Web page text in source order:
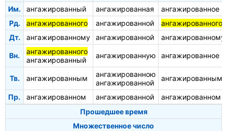
Им.
ангажированный ангажированная
ангажированное
Рд.
ангажированного ангажированной
ангажированного
Дт.
ангажированному ангажированной ангажированному
Вн.
ангажированного
ангажированный
ангажированную ангажированное
Тв. ангажированным
ангажированною
ангажированной
ангажированным
Пр. ангажированном ангажированной
ангажированном
Прошедшее время
Множественное число